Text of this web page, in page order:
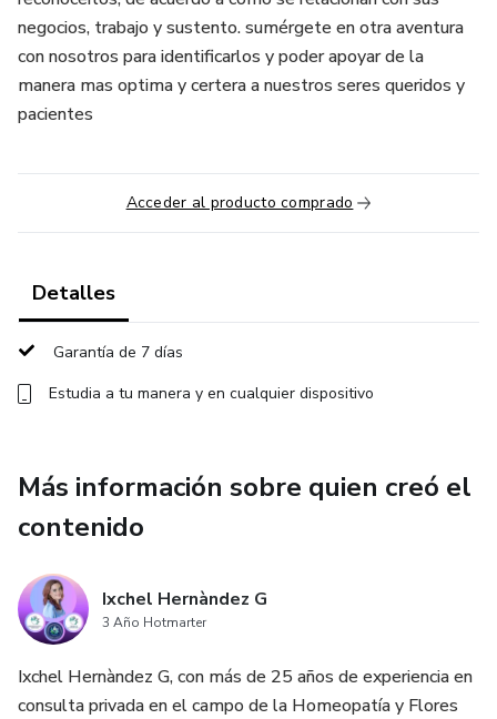
negocios, trabajo y sustento. sumérgete en otra aventura
con nosotros para identificarlos y poder apoyar de la
manera mas optima y certera a nuestros seres queridos y
pacientes
Acceder al producto comprado
Detalles
Garantía de 7 días
Estudia a tu manera y en cualquier dispositivo
Más información sobre quien creó el
contenido
Ixchel Hernàndez G
3 Año Hotmarter
Ixchel Hernàndez G, con más de 25 años de experiencia en
consulta privada en el campo de la Homeopatía y Flores